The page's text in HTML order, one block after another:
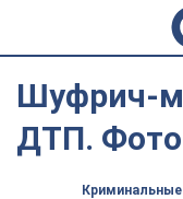
Шуфрич-
ДТП. Фото